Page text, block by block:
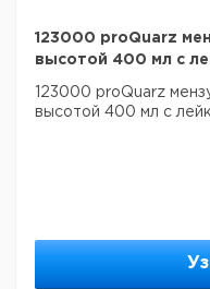
123000 proQuarz
высотой 400 мл с
123000 proQuarz
высотой 400 мл с